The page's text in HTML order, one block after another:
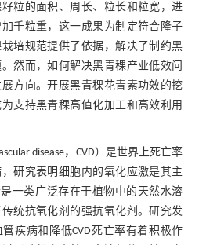
粒的面积、周长、粒长和粒宽，进
千粒重，这一成果为制定符合隆子
培规范提供了依据，解决了制约黑
然而，如何解决黑青稞产业低效问
方向。开展黑青稞花青素功效的挖
支持黑青稞高值化加工和高效利用
disease，CVD）是世界上死亡率
研究表明细胞内的氧化应激是其主
一类广泛存在于植物中的天然水溶
统抗氧化剂的强抗氧化剂。研究发
疾病和降低CVD死亡率有着积极作